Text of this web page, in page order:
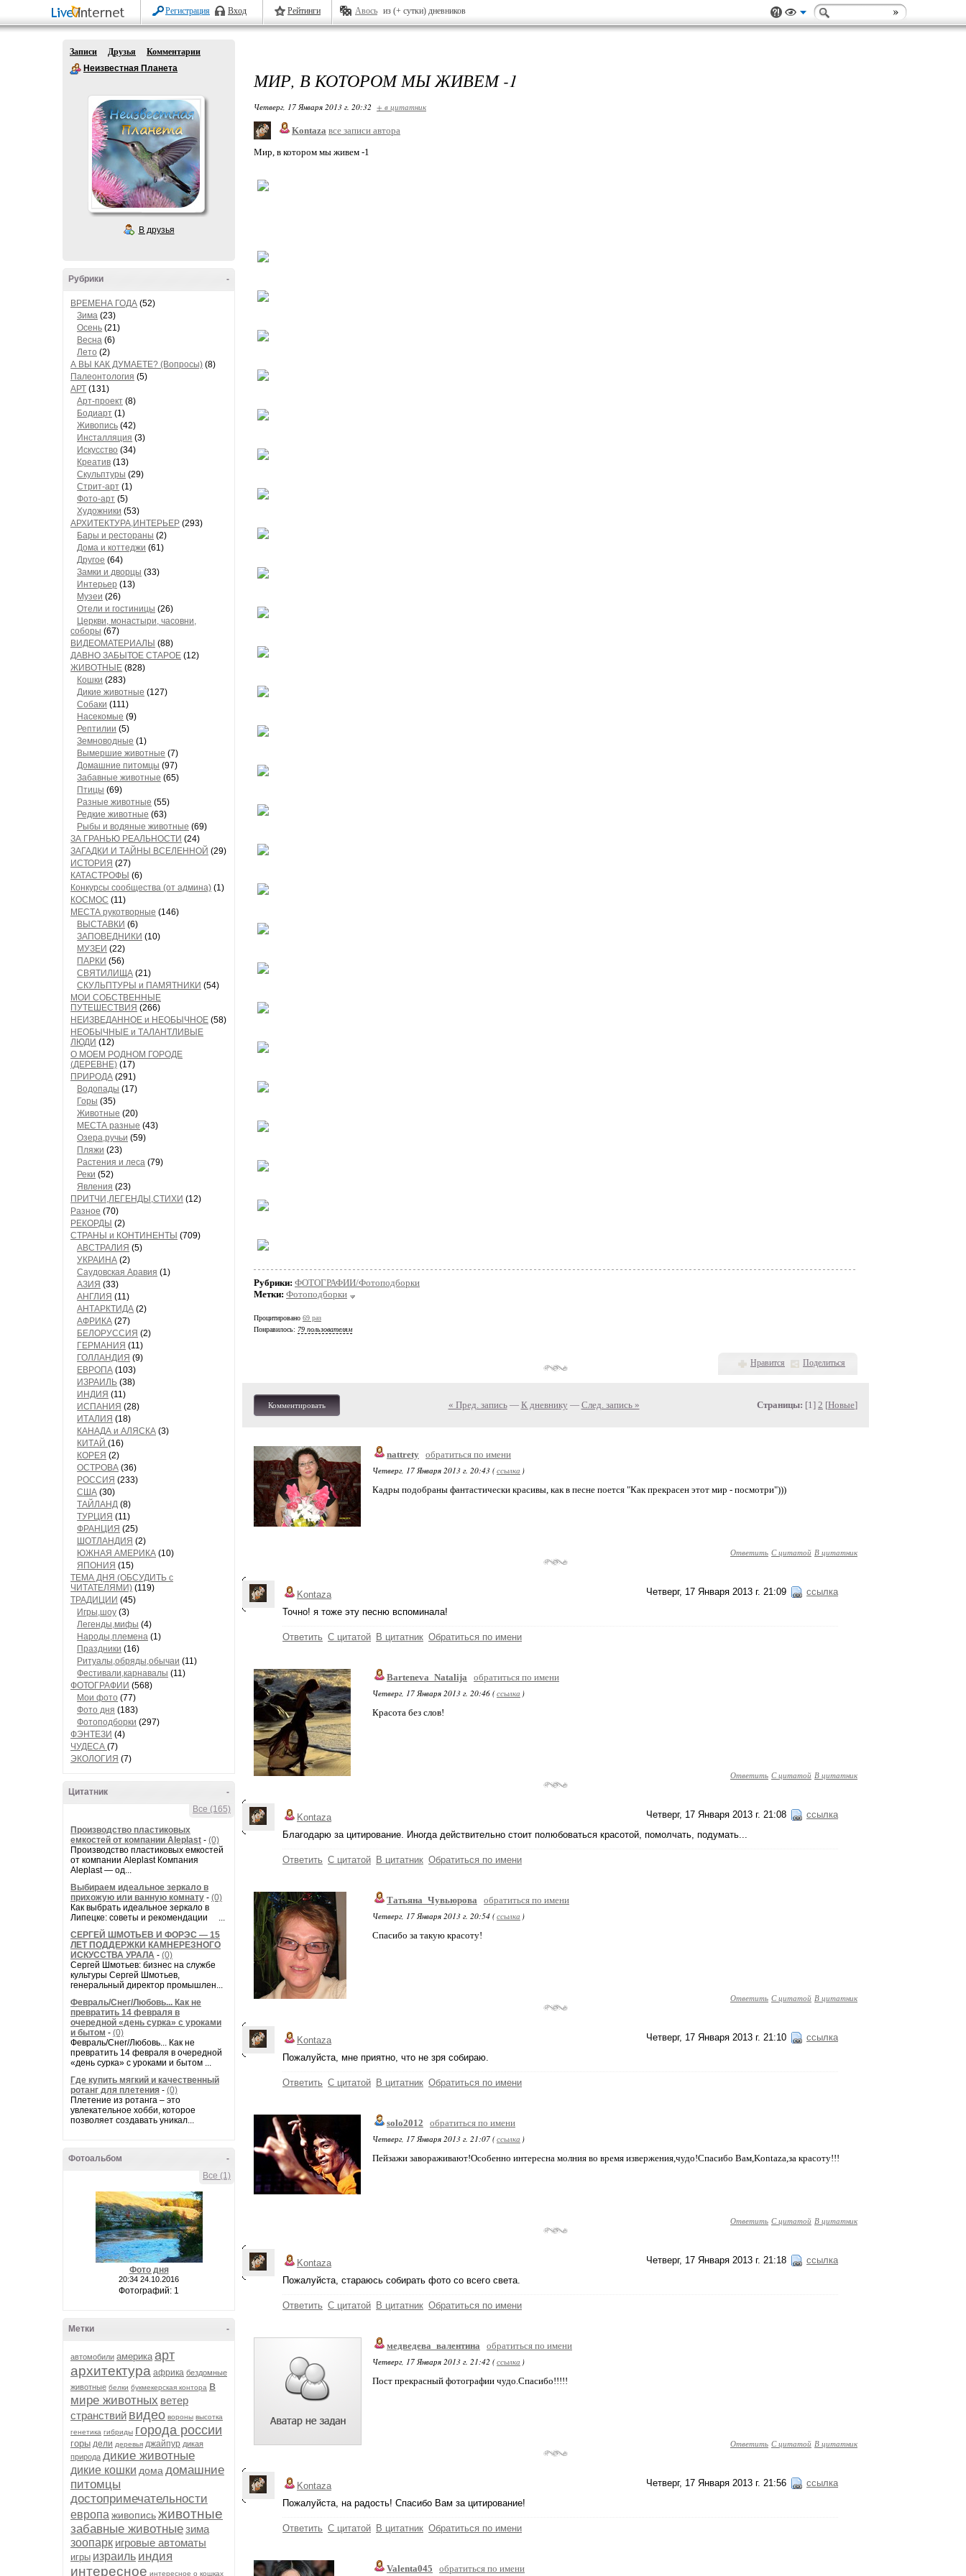
Регистрация Вход Рейтинги Авось из (+ сутки) дневников
Записи Друзья
Комментарии
Неизвестная Планета
В друзья
-
Рубрики
ВРЕМЕНА ГОДА (52)
Зима (23)
Осень (21)
Весна (6)
Лето (2)
А ВЫ КАК ДУМАЕТЕ? (Вопросы) (8)
Палеонтология (5)
АРТ (131)
Арт-проект (8)
Бодиарт (1)
Живопись (42)
Инсталляция (3)
Искусство (34)
Креатив (13)
Скульптуры (29)
Стрит-арт (1)
Фото-арт (5)
Художники (53)
АРХИТЕКТУРА,ИНТЕРЬЕР (293)
Бары и рестораны (2)
Дома и коттеджи (61)
Другое (64)
Замки и дворцы (33)
Интерьер (13)
Музеи (26)
Отели и гостиницы (26)
Церкви, монастыри, часовни,
соборы (67)
ВИДЕОМАТЕРИАЛЫ (88)
ДАВНО ЗАБЫТОЕ СТАРОЕ (12)
ЖИВОТНЫЕ (828)
Кошки (283)
Дикие животные (127)
Собаки (111)
Насекомые (9)
Рептилии (5)
Земноводные (1)
Вымершие животные (7)
Домашние питомцы (97)
Забавные животные (65)
Птицы (69)
Разные животные (55)
Редкие животные (63)
Рыбы и водяные животные (69)
ЗА ГРАНЬЮ РЕАЛЬНОСТИ (24)
ЗАГАДКИ И ТАЙНЫ ВСЕЛЕННОЙ (29)
ИСТОРИЯ (27)
КАТАСТРОФЫ (6)
Конкурсы сообщества (от админа) (1)
КОСМОС (11)
МЕСТА рукотворные (146)
ВЫСТАВКИ (6)
ЗАПОВЕДНИКИ (10)
МУЗЕИ (22)
ПАРКИ (56)
СВЯТИЛИЩА (21)
СКУЛЬПТУРЫ и ПАМЯТНИКИ (54)
МОИ СОБСТВЕННЫЕ
ПУТЕШЕСТВИЯ (266)
НЕИЗВЕДАННОЕ и НЕОБЫЧНОЕ (58)
НЕОБЫЧНЫЕ и ТАЛАНТЛИВЫЕ
ЛЮДИ (12)
О МОЕМ РОДНОМ ГОРОДЕ
(ДЕРЕВНЕ) (17)
ПРИРОДА (291)
Водопады (17)
Горы (35)
Животные (20)
МЕСТА разные (43)
Озера,ручьи (59)
Пляжи (23)
Растения и леса (79)
Реки (52)
Явления (23)
ПРИТЧИ,ЛЕГЕНДЫ,СТИХИ (12)
Разное (70)
РЕКОРДЫ (2)
СТРАНЫ и КОНТИНЕНТЫ (709)
АВСТРАЛИЯ (5)
УКРАИНА (2)
Саудовская Аравия (1)
АЗИЯ (33)
АНГЛИЯ (11)
АНТАРКТИДА (2)
АФРИКА (27)
БЕЛОРУССИЯ (2)
ГЕРМАНИЯ (11)
ГОЛЛАНДИЯ (9)
ЕВРОПА (103)
ИЗРАИЛЬ (38)
ИНДИЯ (11)
ИСПАНИЯ (28)
ИТАЛИЯ (18)
КАНАДА и АЛЯСКА (3)
КИТАЙ (16)
КОРЕЯ (2)
ОСТРОВА (36)
РОССИЯ (233)
США (30)
ТАЙЛАНД (8)
ТУРЦИЯ (11)
ФРАНЦИЯ (25)
ШОТЛАНДИЯ (2)
ЮЖНАЯ АМЕРИКА (10)
ЯПОНИЯ (15)
ТЕМА ДНЯ (ОБСУДИТЬ с
ЧИТАТЕЛЯМИ) (119)
ТРАДИЦИИ (45)
Игры,шоу (3)
Легенды,мифы (4)
Народы,племена (1)
Праздники (16)
Ритуалы,обряды,обычаи (11)
Фестивали,карнавалы (11)
ФОТОГРАФИИ (568)
Мои фото (77)
Фото дня (183)
Фотоподборки (297)
ФЭНТЕЗИ (4)
ЧУДЕСА (7)
ЭКОЛОГИЯ (7)
-
Цитатник
Все (165)
Производство пластиковых
емкостей от компании Aleplast - (0)
Производство пластиковых емкостей
от компании Aleplast Компания
Aleplast — од...
Выбираем идеальное зеркало в
прихожую или ванную комнату - (0)
Как выбрать идеальное зеркало в
Липецке: советы и рекомендации ...
СЕРГЕЙ ШМОТЬЕВ И ФОРЭС — 15
ЛЕТ ПОДДЕРЖКИ КАМНЕРЕЗНОГО
ИСКУССТВА УРАЛА - (0)
Сергей Шмотьев: бизнес на службе
культуры Сергей Шмотьев,
генеральный директор промышлен...
Февраль/Снег/Любовь... Как не
превратить 14 февраля в
очередной «день сурка» с уроками
и бытом - (0)
Февраль/Снег/Любовь... Как не
превратить 14 февраля в очередной
«день сурка» с уроками и бытом ...
Где купить мягкий и качественный
ротанг для плетения - (0)
Плетение из ротанга – это
увлекательное хобби, которое
позволяет создавать уникал...
-
Фотоальбом
Все (1)
Фото дня
20:34 24.10.2016
Фотографий: 1
-
Метки
автомобили америка арт
архитектура африка бездомные
животные белки букмекерская контора в
мире животных ветер
странствий видео вороны высотка
генетика гибриды города россии
горы дели деревья джайпур дикая
природа дикие животные
дикие кошки дома домашние
питомцы
достопримечательности
европа живописьживотные
забавные животныезима
зоопарк игровые автоматы
игры израиль индия
интересное интересное о кошках
МИР, В КОТОРОМ МЫ ЖИВЕМ -1
Четверг, 17 Января 2013 г. 20:32 + в цитатник
Kontaza все записи автора
Мир, в котором мы живем -1
Рубрики: ФОТОГРАФИИ/Фотоподборки
Метки: Фотоподборки
Процитировано 69 раз
Понравилось: 79 пользователям
Нравится Поделиться
Комментировать « Пред. запись— К дневнику — След. запись » Страницы: [1] 2 [Новые]
nattrety обратиться по имени
Четверг, 17 Января 2013 г. 20:43 (ссылка )
Кадры подобраны фантастически красивы, как в песне поется "Как прекрасен этот мир - посмотри")))
Ответить С цитатой В цитатник
Четверг, 17 Января 2013 г. 21:09 ссылка
Kontaza
Точно! я тоже эту песню вспоминала!
Ответить С цитатой В цитатник Обратиться по имени
Barteneva_Natalija
обратиться по имени
Четверг, 17 Января 2013 г. 20:46 (ссылка )
Красота без слов!
Ответить С цитатой В цитатник
Четверг, 17 Января 2013 г. 21:08 ссылка
Kontaza
Благодарю за цитирование. Иногда действительно стоит полюбоваться красотой, помолчать, подумать...
Ответить С цитатой В цитатник Обратиться по имени
Татьяна_Чувьюрова
обратиться по имени
Четверг, 17 Января 2013 г. 20:54 (ссылка )
Спасибо за такую красоту!
Ответить С цитатой В цитатник
Четверг, 17 Января 2013 г. 21:10 ссылка
Kontaza
Пожалуйста, мне приятно, что не зря собираю.
Ответить С цитатой В цитатник Обратиться по имени
solo2012
обратиться по имени
Четверг, 17 Января 2013 г. 21:07 (ссылка )
Пейзажи завораживают!Особенно интересна молния во время извержения,чудо!Спасибо Вам,Kontaza,за красоту!!!
Ответить С цитатой В цитатник
Четверг, 17 Января 2013 г. 21:18 ссылка
Kontaza
Пожалуйста, стараюсь собирать фото со всего света.
Ответить С цитатой В цитатник Обратиться по имени
медведева_валентина
обратиться по имени
Четверг, 17 Января 2013 г. 21:42 (ссылка )
Пост прекрасный фотографии чудо.Спасибо!!!!!
Ответить С цитатой В цитатник
Четверг, 17 Января 2013 г. 21:56 ссылка
Kontaza
Пожалуйста, на радость! Спасибо Вам за цитирование!
Ответить С цитатой В цитатник Обратиться по имени
Valenta045 обратиться по имени